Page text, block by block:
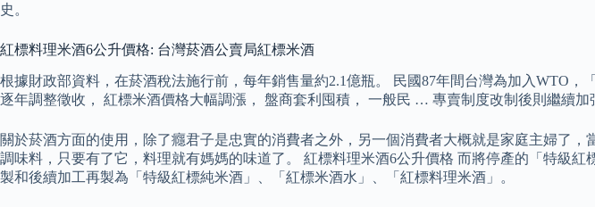
史。
紅標料理米酒6公升價格: 台灣菸酒公賣局紅標米酒
根據財政部資料，在菸酒稅法施行前，每年銷售量約2.1億瓶。 民國87年間台灣為加入WTO
逐年調整徵收， 紅標米酒價格大幅調漲， 盤商套利囤積， 一般民 … 專賣制度改制後則繼續
關於菸酒方面的使用，除了癮君子是忠實的消費者之外，另一個消費者大概就是家庭主婦了
調味料，只要有了它，料理就有媽媽的味道了。 紅標料理米酒6公升價格 而將停產的「特級
製和後續加工再製為「特級紅標純米酒」、「紅標米酒水」、「紅標料理米酒」。